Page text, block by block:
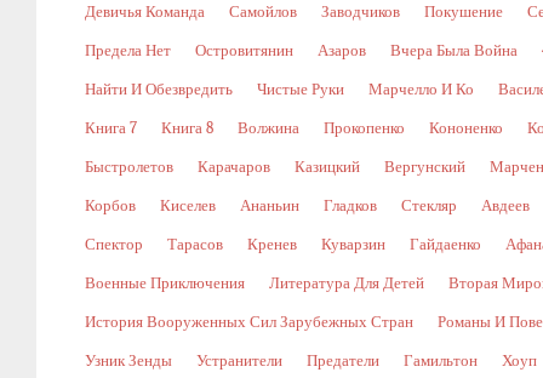
Девичья Команда Самойлов Заводчиков Покушение
Предела Нет Островитянин Азаров Вчера Была Война
Найти И Обезвредить Чистые Руки Марчелло И Ко
Книга 7 Книга 8 Волжина Прокопенко Кононенко
Быстролетов Карачаров Казицкий Вергунский
Корбов Киселев Ананьин Гладков Стекляр Авдеев
Спектор Тарасов Кренев Куварзин Гайдаенко
Военные Приключения Литература Для Детей Вторая
История Вооруженных Сил Зарубежных Стран Романы И
Узник Зенды Устранители Предатели Гамильтон Хоуп